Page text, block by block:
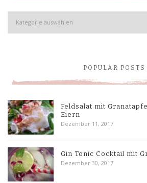
Kategorien
POPULAR POSTS
Feldsalat mit
Eiern
Dezember 11, 2017
Gin Tonic Cocktail mit
Dezember 30, 2017